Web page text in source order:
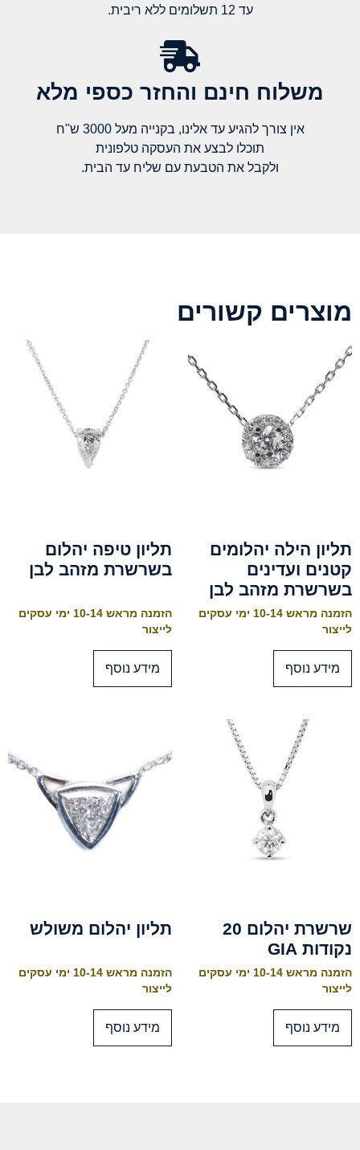
עד 12 תשלומים ללא ריבית.
משלוח חינם והחזר כספי מלא​
אין צורך להגיע עד אלינו, בקנייה מעל 3000 ש"ח
תוכלו לבצע את העסקה טלפונית
ולקבל את הטבעת עם שליח עד הבית.
מוצרים קשורים
תליון הילה יהלומים
קטנים ועדינים
בשרשרת מזהב לבן
הזמנה מראש 10-14 ימי עסקים
לייצור
מידע נוסף
תליון טיפה יהלום
בשרשרת מזהב לבן
הזמנה מראש 10-14 ימי עסקים
לייצור
מידע נוסף
שרשרת יהלום 20
נקודות GIA
הזמנה מראש 10-14 ימי עסקים
לייצור
מידע נוסף
תליון יהלום משולש
הזמנה מראש 10-14 ימי עסקים
לייצור
מידע נוסף